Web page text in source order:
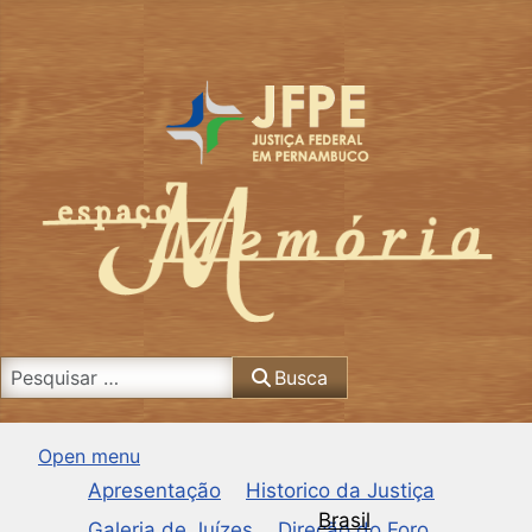
Busca
Open menu
Apresentação
Historico da Justiça
Brasil